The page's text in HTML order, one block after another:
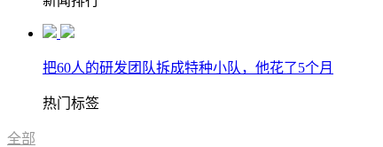
把60人的研发团队拆成特种小队，他花了5个月
热门标签
全部